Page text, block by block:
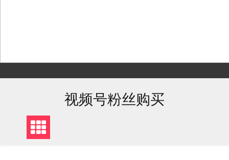
to
视频号粉丝购买